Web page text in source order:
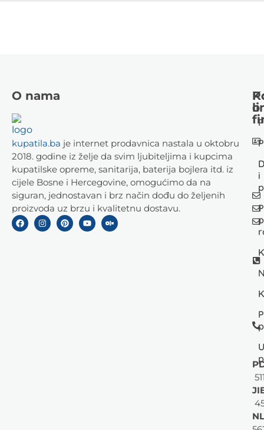
O nama
kupatila.ba je internet prodavnica nastala u oktobru
2018. godine iz želje da svim ljubiteljima i kupcima
kupatilske opreme, sanitarija, baterija bojlera itd. iz
cijele Bosne i Hercegovine, omogućimo da na
siguran, jednostavan i brz način dođu do željenih
proizvoda uz brzu i kvalitetnu dostavu.
i
o